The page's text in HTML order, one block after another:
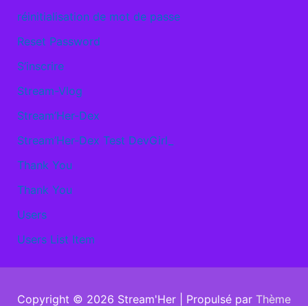
réinitialisation de mot de passe
Reset Password
S’inscrire
Stream-Vlog
Stream’Her-Dex
Stream’Her-Dex Test DevGirl_
Thank You
Thank You
Users
Users List Item
Copyright © 2026 Stream'Her | Propulsé par Thème